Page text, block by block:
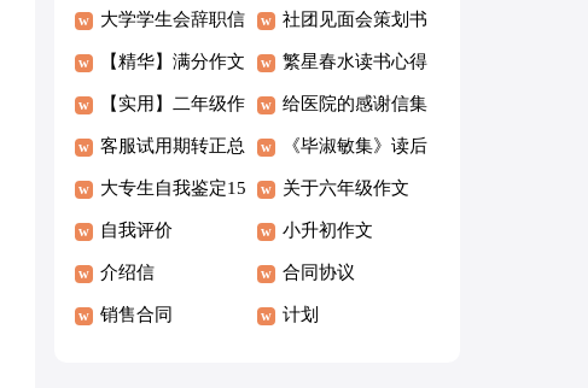
大学学生会辞职信
15篇
社团见面会策划书
【精华】满分作文
400字锦集7篇
繁星春水读书心得
【实用】二年级作
文300字合集7篇
给医院的感谢信集
合15篇
客服试用期转正总
结
《毕淑敏集》读后
感
大专生自我鉴定15
篇
关于六年级作文
300字集锦8篇
自我评价 小升初作文
介绍信 合同协议
销售合同 计划